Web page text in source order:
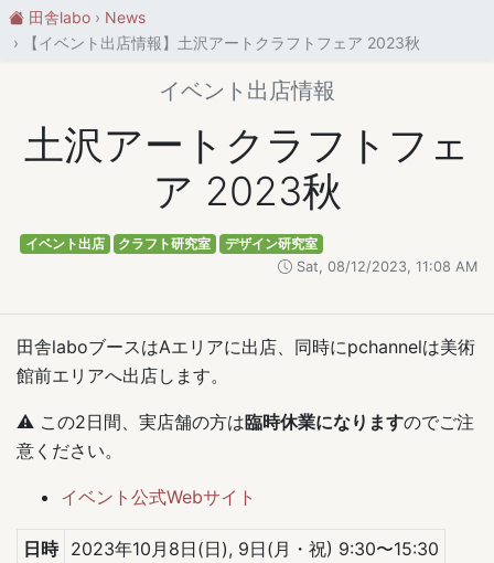
田舎labo
News
【イベント出店情報】土沢アートクラフトフェア 2023秋
イベント出店情報
土沢アートクラフトフェ
ア 2023秋
イベント出店 クラフト研究室
デザイン研究室
Sat, 08/12/2023, 11:08 AM
田舎laboブースはAエリアに出店、同時にpchannelは美術
館前エリアへ出店します。
⚠️ この2日間、実店舗の方は臨時休業になりますのでご注
意ください。
イベント公式Webサイト
日時 2023年10月8日(日), 9日(月・祝) 9:30〜15:30